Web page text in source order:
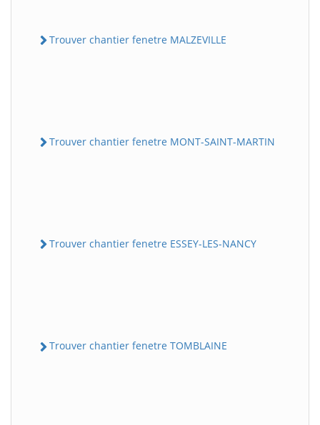
Trouver chantier fenetre MALZEVILLE
Trouver chantier fenetre MONT-SAINT-MARTIN
Trouver chantier fenetre ESSEY-LES-NANCY
Trouver chantier fenetre TOMBLAINE